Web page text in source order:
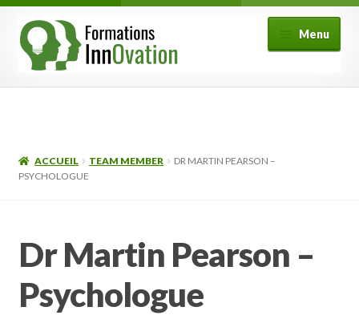
Aller
à
navigation
Aller
au
contenu
Menu
Mon compte
Contact
ACCUEIL TEAM MEMBER
DR MARTIN PEARSON –
PSYCHOLOGUE
Dr Martin Pearson –
Psychologue